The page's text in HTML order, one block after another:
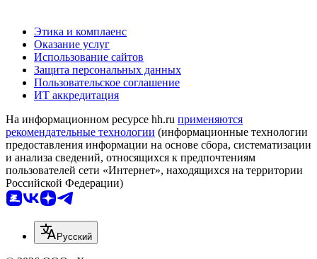
Этика и комплаенс
Оказание услуг
Использование сайтов
Защита персональных данных
Пользовательское соглашение
ИТ аккредитация
На информационном ресурсе hh.ru применяются
рекомендательные технологии (информационные технологии
предоставления информации на основе сбора, систематизации
и анализа сведений, относящихся к предпочтениям
пользователей сети «Интернет», находящихся на территории
Российской Федерации)
Русский